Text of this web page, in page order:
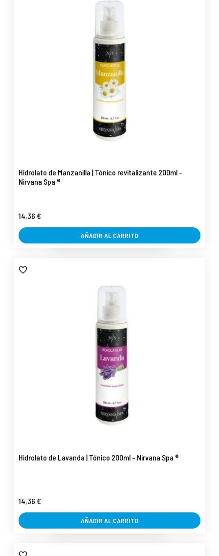
Hidrolato de Manzanilla | Tónico revitalizante 200ml -
Nirvana Spa ®
14,36 €
AÑADIR AL CARRITO
Hidrolato de Lavanda | Tónico 200ml - Nirvana Spa ®
14,36 €
AÑADIR AL CARRITO